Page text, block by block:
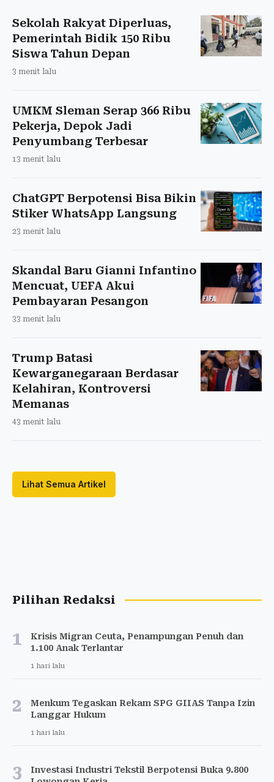
Sekolah Rakyat Diperluas,
Pemerintah Bidik 150 Ribu
Siswa Tahun Depan
3 menit lalu
UMKM Sleman Serap 366 Ribu
Pekerja, Depok Jadi
Penyumbang Terbesar
13 menit lalu
ChatGPT Berpotensi Bisa Bikin
Stiker WhatsApp Langsung
23 menit lalu
Skandal Baru Gianni Infantino
Mencuat, UEFA Akui
Pembayaran Pesangon
33 menit lalu
Trump Batasi
Kewarganegaraan Berdasar
Kelahiran, Kontroversi
Memanas
43 menit lalu
Lihat Semua Artikel
Pilihan Redaksi
1
Krisis Migran Ceuta, Penampungan Penuh dan
1.100 Anak Terlantar
1 hari lalu
2
Menkum Tegaskan Rekam SPG GIIAS Tanpa Izin
Langgar Hukum
1 hari lalu
3
Investasi Industri Tekstil Berpotensi Buka 9.800